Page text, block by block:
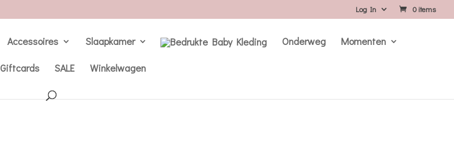
Log In 0 items
Accessoires Slaapkamer Onderweg Momenten
Giftcards SALE Winkelwagen